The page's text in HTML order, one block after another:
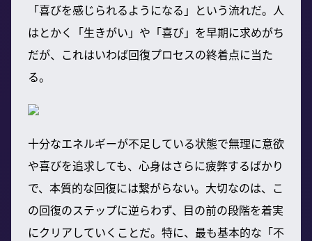
「喜びを感じられるようになる」という流れだ。人
はとかく「生きがい」や「喜び」を早期に求めがち
だが、これはいわば回復プロセスの終着点に当た
る。
十分なエネルギーが不足している状態で無理に意欲
や喜びを追求しても、心身はさらに疲弊するばかり
で、本質的な回復には繋がらない。大切なのは、こ
の回復のステップに逆らわず、目の前の段階を着実
にクリアしていくことだ。特に、最も基本的な「不